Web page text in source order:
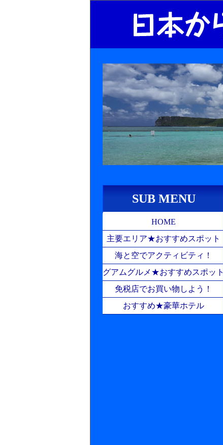
SUB MENU
HOME
主要エリア★おすすめスポット
海と空でアクティビティ！
グアムグルメ★おすすめスポット
免税店でお買い物しよう！
おすすめ★豪華ホテル